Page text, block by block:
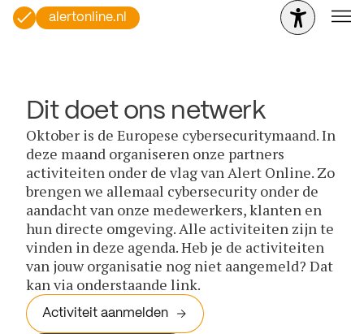
alertonline.nl
Dit doet ons netwerk
Oktober is de Europese cybersecuritymaand. In
deze maand organiseren onze partners
activiteiten onder de vlag van Alert Online. Zo
brengen we allemaal cybersecurity onder de
aandacht van onze medewerkers, klanten en
hun directe omgeving. Alle activiteiten zijn te
vinden in deze agenda. Heb je de activiteiten
van jouw organisatie nog niet aangemeld? Dat
kan via onderstaande link.
Activiteit aanmelden